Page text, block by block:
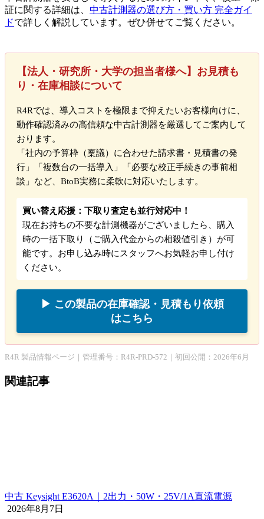
証に関する詳細は、 中古計測器の選び方・買い方 完全ガイ
ドで詳しく解説しています。ぜひ併せてご覧ください。
【法人・研究所・大学の担当者様へ】お見積も
り・在庫相談について
R4Rでは、導入コストを極限まで抑えたいお客様向けに、
動作確認済みの高信頼な中古計測器を厳選してご案内して
おります。
「社内の予算枠（稟議）に合わせた請求書・見積書の発
行」「複数台の一括導入」「必要な校正手続きの事前相
談」など、BtoB実務に柔軟に対応いたします。
買い替え応援：下取り査定も並行対応中！
現在お持ちの不要な計測機器がございましたら、購入
時の一括下取り（ご購入代金からの相殺値引き）が可
能です。お申し込み時にスタッフへお気軽お申し付け
ください。
▶ この製品の在庫確認・見積もり依頼
はこちら
R4R 製品情報ページ｜管理番号：R4R-PRD-572｜初回公開：2026年6月
関連記事
中古 Keysight E3620A｜2出力・50W・25V/1A直流電源
2026年8月7日